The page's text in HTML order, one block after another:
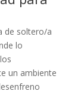
de soltero/a
lo
un ambiente